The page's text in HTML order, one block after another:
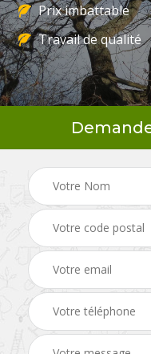
Prix imbattable
Travail de qualité